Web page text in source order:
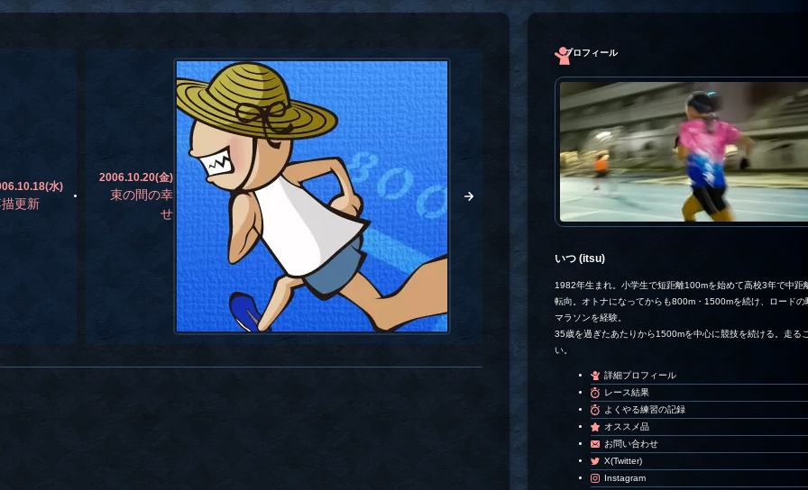
水)
更新
2006.10.20(金)
束の間の幸
せ
プロフィール
いつ (itsu)
1982年生まれ。小学生で短距離100mを始めて高校3年で中距
転向。オトナになってからも800m・1500mを続け、ロードの
マラソンを経験。
35歳を過ぎたあたりから1500mを中心に競技を続ける。走る
い。
詳細プロフィール
レース結果
よくやる練習の記録
オススメ品
お問い合わせ
X(Twitter)
Instagram